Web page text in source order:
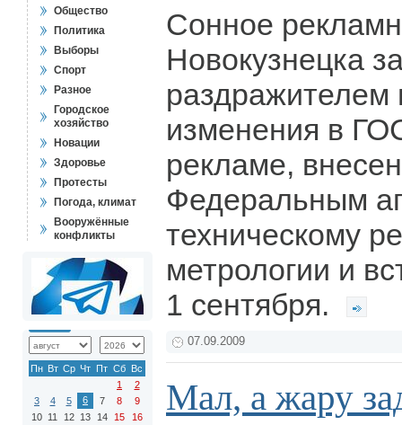
Общество
Политика
Выборы
Спорт
Разное
Городское
хозяйство
Новации
Здоровье
Протесты
Погода, климат
Вооружённые
конфликты
Пн Вт Ср Чт Пт Сб Вс
1
2
3
4 5 6 7 8
9
10 11 12 13 14 15
16
Сонное
Новокузнецка
раздражителем
изменения в
рекламе,
Федеральным
техническому
метрологии и
1 сентября.
07.09.2009
Мал, а жару